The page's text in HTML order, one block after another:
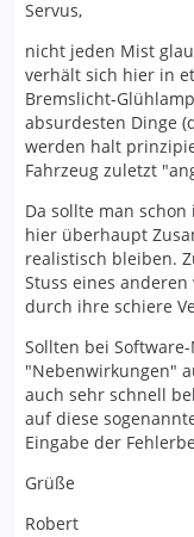
Servus,
nicht jeden Mist
verhält sich hier in
Bremslicht-
absurdesten Dinge
werden halt
Fahrzeug zuletzt
Da sollte man
hier überhaupt
realistisch bleiben.
Stuss eines
durch ihre schiere
Sollten bei
"Nebenwirkungen"
auch sehr schnell
auf diese
Eingabe der
Grüße
Robert